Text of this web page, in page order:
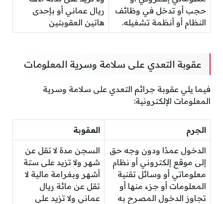
حجب أو تدخل في وظائف
النظام أو أنظمة تشغيله.
ريال عماني أو بإحدى
هاتين العقوبتين
عقوبة التعدي على سلامة وسرية المعلومات
فيما يلي عقوبة جرائم التعدي على سلامة وسرية
المعلومات الإلكترونية:
الجرم العقوبة
الدخول عمدًا ودون وجه حق
إلى موقع إلكتروني أو نظام
معلوماتي أو وسائل تقنية
المعلومات أو جزء منها أو
تجاوز الدخول المصرح به
السجن مدة لا تقل عن
شهر ولا تزيد على ستة
أشهر وبغرامة مالية لا
تقل عن مائة ريال
عماني ولا تزيد على